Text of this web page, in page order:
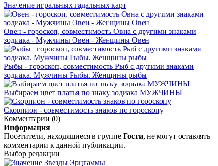
Значение игральных гадальных карт
Овен - гороскоп, совместимость Овна с другими знаками
зодиака - Мужчины Овен - Женщины Овен
Рыбы - гороскоп, совместимость Рыб с другими знаками
зодиака. Мужчины Рыбы. Женщины рыбы
Выбираем цвет платья по знаку зодиака МУЖЧИНЫ
Скорпион - совместимость знаков по гороскопу
Комментарии (0)
Информация
Посетители, находящиеся в группе Гости, не могут оставлять
комментарии к данной публикации.
Выбор редакции